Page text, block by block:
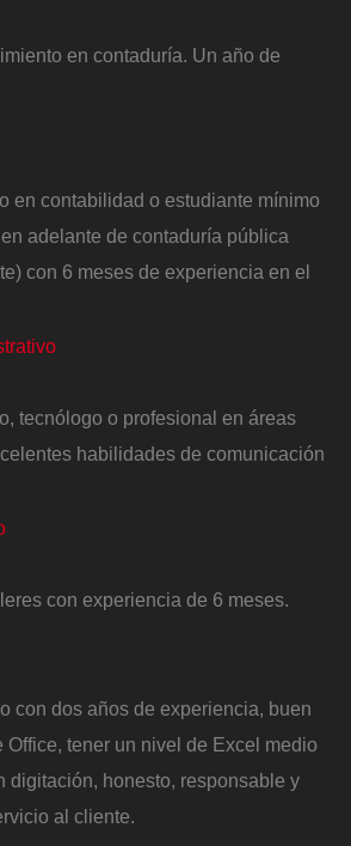
en contaduría. Un año de
en contabilidad o estudiante mínimo
adelante de contaduría pública
con 6 meses de experiencia en el
tecnólogo o profesional en áreas
habilidades de comunicación
con experiencia de 6 meses.
con dos años de experiencia, buen
Office, tener un nivel de Excel medio
digitación, honesto, responsable y
al cliente.